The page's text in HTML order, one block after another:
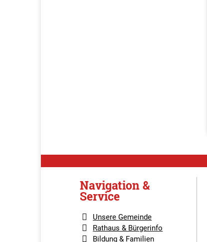
Navigation &
Service
Unsere Gemeinde
Rathaus & Bürgerinfo
Bildung & Familien